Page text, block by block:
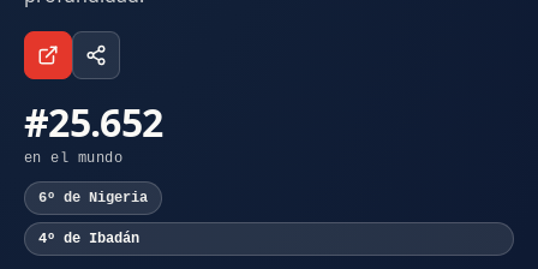
#25.652
en el mundo
6º de Nigeria
4º de Ibadán